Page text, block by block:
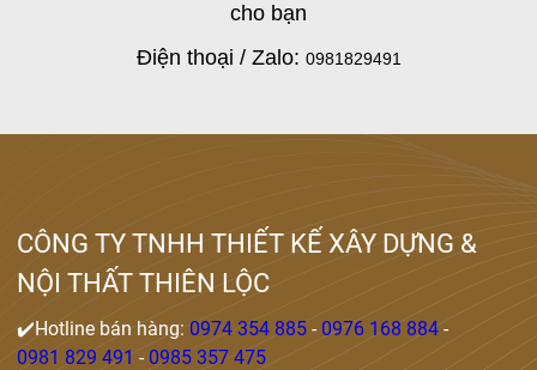
cho bạn
Điện thoại / Zalo: 0981829491
CÔNG TY TNHH THIẾT KẾ XÂY DỰNG &
NỘI THẤT THIÊN LỘC
✔️Hotline bán hàng: 0974 354 885 - 0976 168 884 -
0981 829 491 - 0985 357 475